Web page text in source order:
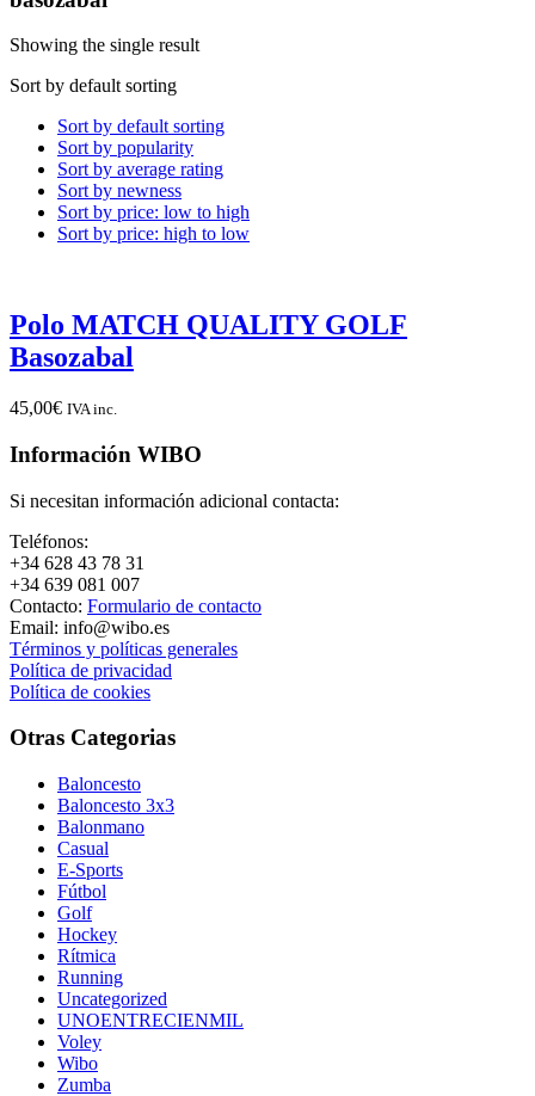
Showing the single result
Sort by default sorting
Sort by default sorting
Sort by popularity
Sort by average rating
Sort by newness
Sort by price: low to high
Sort by price: high to low
Polo MATCH QUALITY GOLF
Basozabal
45,00€ IVA inc.
Información WIBO
Si necesitan información adicional contacta:
Teléfonos:
+34 628 43 78 31
+34 639 081 007
Contacto: Formulario de contacto
Email: info@wibo.es
Términos y políticas generales
Política de privacidad
Política de cookies
Otras Categorias
Baloncesto
Baloncesto 3x3
Balonmano
Casual
E-Sports
Fútbol
Golf
Hockey
Rítmica
Running
Uncategorized
UNOENTRECIENMIL
Voley
Wibo
Zumba